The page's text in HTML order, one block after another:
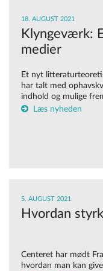
18. AUGUST 2021
Klyngeværk:
medier
Et nyt
har talt med
indhold og mulige
Læs nyheden
5. AUGUST 2021
Hvordan
Centeret har mødt
hvordan man kan